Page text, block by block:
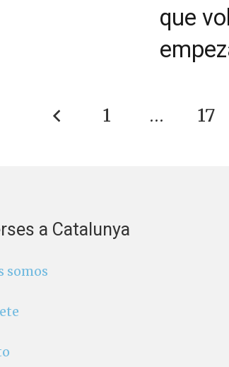
que
1 … 17
a Catalunya
somos